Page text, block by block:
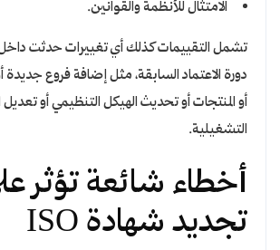
الامتثال للأنظمة والقوانين.
تشمل التقييمات كذلك أي تغييرات حدثت
دورة الاعتماد السابقة، مثل إضافة فروع
أو المنتجات أو تحديث الهيكل التنظيمي أو
التشغيلية.
أخطاء شائعة تؤثر
تجديد شهادة ISO